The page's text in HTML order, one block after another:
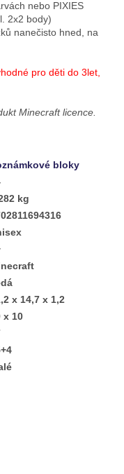
nebo PIXIES
2x2 body)
nanečisto hned, na
pro děti do 3let,
Minecraft licence.
bloky
kg
x 14,7 x 1,2
x 10